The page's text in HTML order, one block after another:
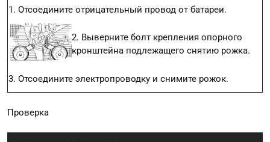
1. Отсоедините отрицательный провод от батареи.
2. Выверните болт крепления опорного
кронштейна подлежащего снятию рожка.
3. Отсоедините электропроводку и снимите рожок.
Проверка